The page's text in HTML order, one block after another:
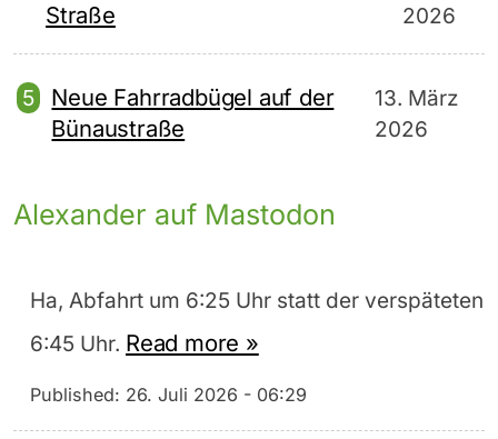
Straße
2026
Neue Fahrradbügel auf der
Bünaustraße
13. März
2026
Alexander auf Mastodon
Ha, Abfahrt um 6:25 Uhr statt der verspäteten
6:45 Uhr. Read more »
Published: 26. Juli 2026 - 06:29